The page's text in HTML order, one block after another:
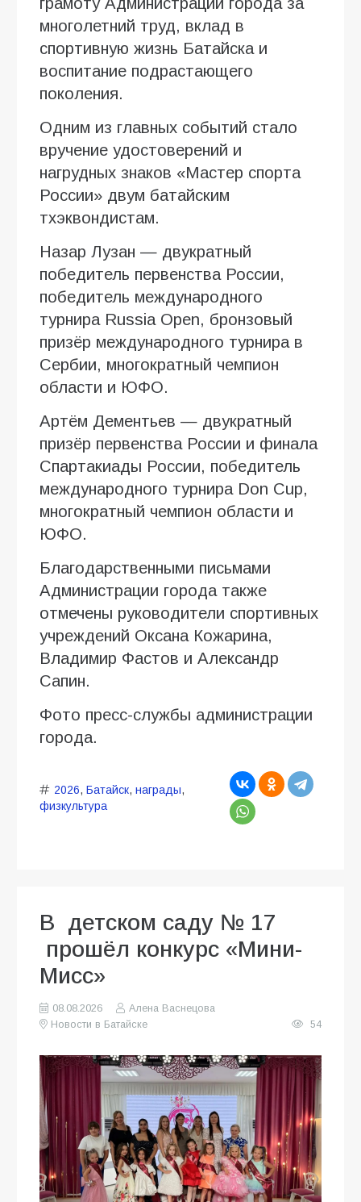
многолетний труд, вклад в
спортивную жизнь Батайска и
воспитание подрастающего
поколения.
Одним из главных событий стало
вручение удостоверений и
нагрудных знаков «Мастер спорта
России» двум батайским
тхэквондистам.
Назар Лузан — двукратный
победитель первенства России,
победитель международного
турнира Russia Open, бронзовый
призёр международного турнира в
Сербии, многократный чемпион
области и ЮФО.
Артём Дементьев — двукратный
призёр первенства России и финала
Спартакиады России, победитель
международного турнира Don Cup,
многократный чемпион области и
ЮФО.
Благодарственными письмами
Администрации города также
отмечены руководители спортивных
учреждений Оксана Кожарина,
Владимир Фастов и Александр
Сапин.
Фото пресс-службы администрации
города.
2026, Батайск, награды,
физкультура
В детском саду № 17
прошёл конкурс «Мини-
Мисс»
08.08.2026
Алена Васнецова
Новости в Батайске
54